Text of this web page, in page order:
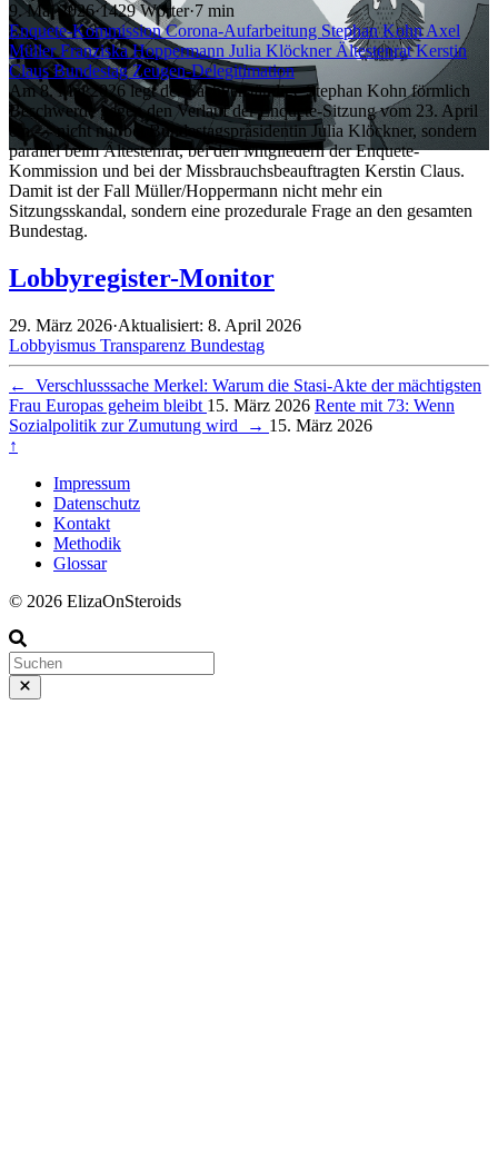
9. Mai 2026·1429 Wörter·7 min
Enquete-KommissionCorona-Aufarbeitung Stephan KohnAxel
MüllerFranziska Hoppermann Julia Klöckner ÄltestenratKerstin
ClausBundestagZeugen-Delegitimation
Am 8. Mai 2026 legt der Sachverständige Stephan Kohn förmlich
Beschwerde gegen den Verlauf der Enquete-Sitzung vom 23. April
ein — nicht nur bei Bundestagspräsidentin Julia Klöckner, sondern
parallel beim Ältestenrat, bei den Mitgliedern der Enquete-
Kommission und bei der Missbrauchsbeauftragten Kerstin Claus.
Damit ist der Fall Müller/Hoppermann nicht mehr ein
Sitzungsskandal, sondern eine prozedurale Frage an den gesamten
Bundestag.
Lobbyregister-Monitor
29. März 2026·Aktualisiert: 8. April 2026
Lobbyismus Transparenz Bundestag
←
Verschlusssache Merkel: Warum die Stasi-Akte der mächtigsten
Frau Europas geheim bleibt 15. März 2026 Rente mit 73: Wenn
Sozialpolitik zur Zumutung wird
→ 15. März 2026
↑
Impressum
Datenschutz
Kontakt
Methodik
Glossar
© 2026 ElizaOnSteroids